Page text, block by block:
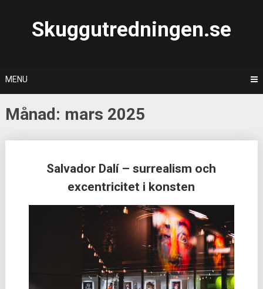
Skuggutredningen.se
MENU
Månad: mars 2025
Salvador Dalí – surrealism och
excentricitet i konsten
navigation